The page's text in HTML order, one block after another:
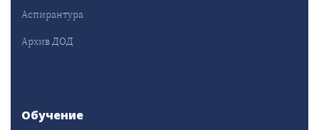
Аспирантура
Архив ДОД
Обучение